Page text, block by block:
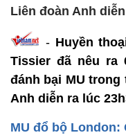
Liên đoàn Anh
- Huyền
Tissier đã nêu
đánh bại MU
Anh diễn ra lúc
MU đổ bộ